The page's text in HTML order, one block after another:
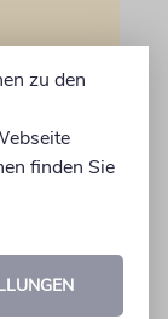
lehren
zu den
finden Sie